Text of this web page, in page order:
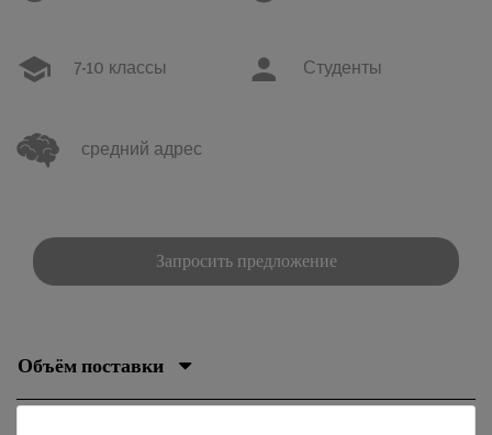
7-10 классы Студенты
средний адрес
Запросить предложение
Объём поставки